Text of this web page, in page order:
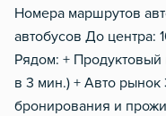
Номера маршрутов
автобусов До центра:
Рядом: + Продуктовый
в 3 мин.) + Авто
бронирования и